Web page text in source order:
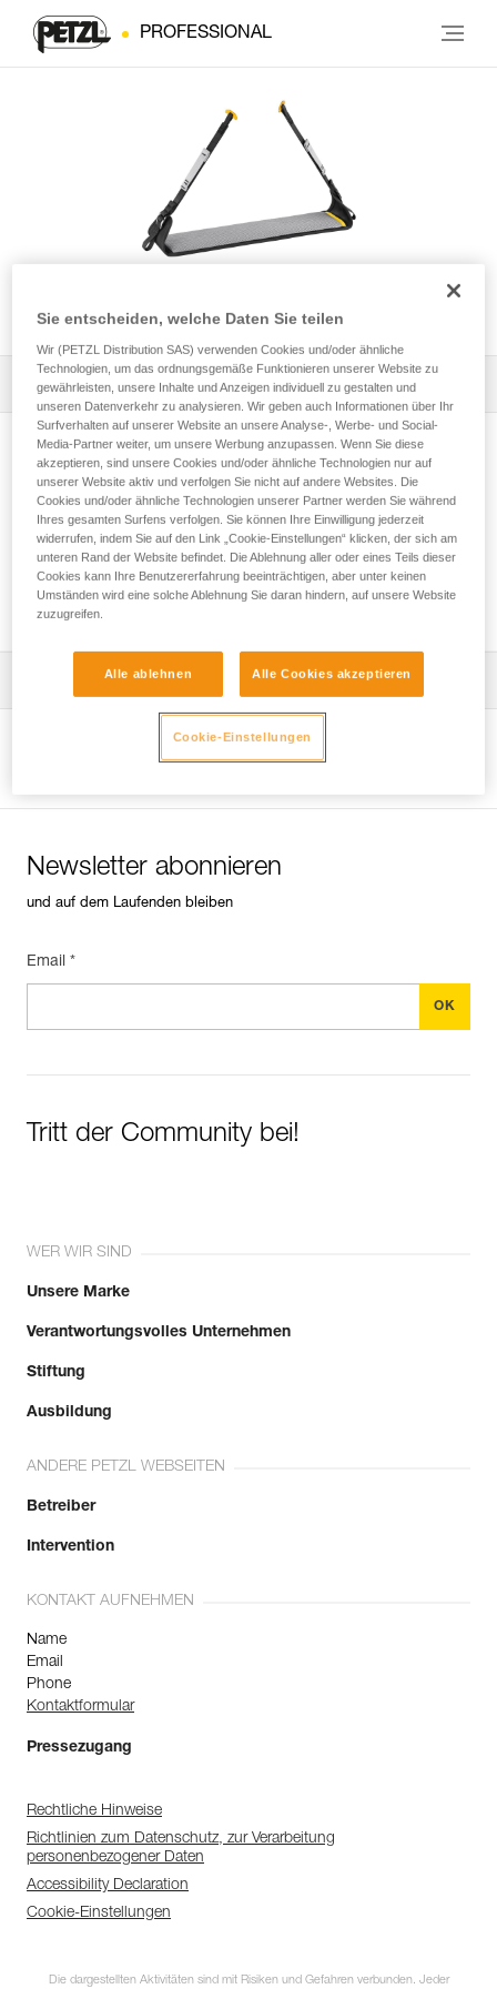
PROFESSIONAL
LITEPOD
Alle technischen Anwendungen 1 Filter
Welcher Gurt ist für welchen
Verwendungszweck geeignet?
Die Gebrauchsanleitung herunterladen
Technical Notice
Newsletter abonnieren
und auf dem Laufenden bleiben
Email *
Tritt der Community bei!
WER WIR SIND
Unsere Marke
Verantwortungsvolles Unternehmen
Stiftung
Ausbildung
ANDERE PETZL WEBSEITEN
Betreiber
Intervention
KONTAKT AUFNEHMEN
Name
Email
Phone
Kontaktformular
Pressezugang
Rechtliche Hinweise
Richtlinien zum Datenschutz, zur Verarbeitung
personenbezogener Daten
Accessibility Declaration
Cookie-Einstellungen
Die dargestellten Aktivitäten sind mit Risiken und Gefahren verbunden. Jeder
Sie entscheiden, welche Daten Sie teilen
Wir (PETZL Distribution SAS) verwenden Cookies und/oder ähnliche
Technologien, um das ordnungsgemäße Funktionieren unserer Website zu
gewährleisten, unsere Inhalte und Anzeigen individuell zu gestalten und
unseren Datenverkehr zu analysieren. Wir geben auch Informationen über Ihr
Surfverhalten auf unserer Website an unsere Analyse-, Werbe- und Social-
Media-Partner weiter, um unsere Werbung anzupassen. Wenn Sie diese
akzeptieren, sind unsere Cookies und/oder ähnliche Technologien nur auf
unserer Website aktiv und verfolgen Sie nicht auf andere Websites. Die
Cookies und/oder ähnliche Technologien unserer Partner werden Sie während
Ihres gesamten Surfens verfolgen. Sie können Ihre Einwilligung jederzeit
widerrufen, indem Sie auf den Link „Cookie-Einstellungen“ klicken, der sich am
unteren Rand der Website befindet. Die Ablehnung aller oder eines Teils dieser
Cookies kann Ihre Benutzererfahrung beeinträchtigen, aber unter keinen
Umständen wird eine solche Ablehnung Sie daran hindern, auf unsere Website
zuzugreifen.
Alle ablehnen Alle Cookies akzeptieren
Cookie-Einstellungen